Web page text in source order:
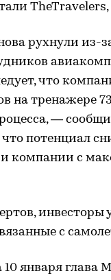
TheTravelers,
рухнули из-
что
на тренажере
—
потенциал
компании с
с
10 января